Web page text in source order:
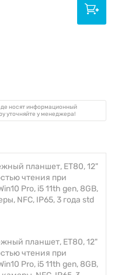
планшет, ET80, 12"
чтения при
Pro, i5 11th gen, 8GB,
NFC, IP65, 3 года std
планшет, ET80, 12"
чтения при
Pro, i5 11th gen, 8GB,
носят информационный
уточняйте у менеджера!